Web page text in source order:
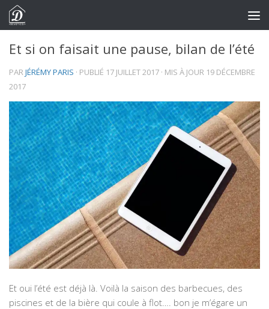
Skip to content
Et si on faisait une pause, bilan de l’été
PARJÉRÉMY PARIS · PUBLIÉ 17 JUILLET 2017 · MIS À JOUR 19 DÉCEMBRE
2017
Et oui l’été est déjà là. Voilà la saison des barbecues, des
piscines et de la bière qui coule à flot…. bon je m’égare un